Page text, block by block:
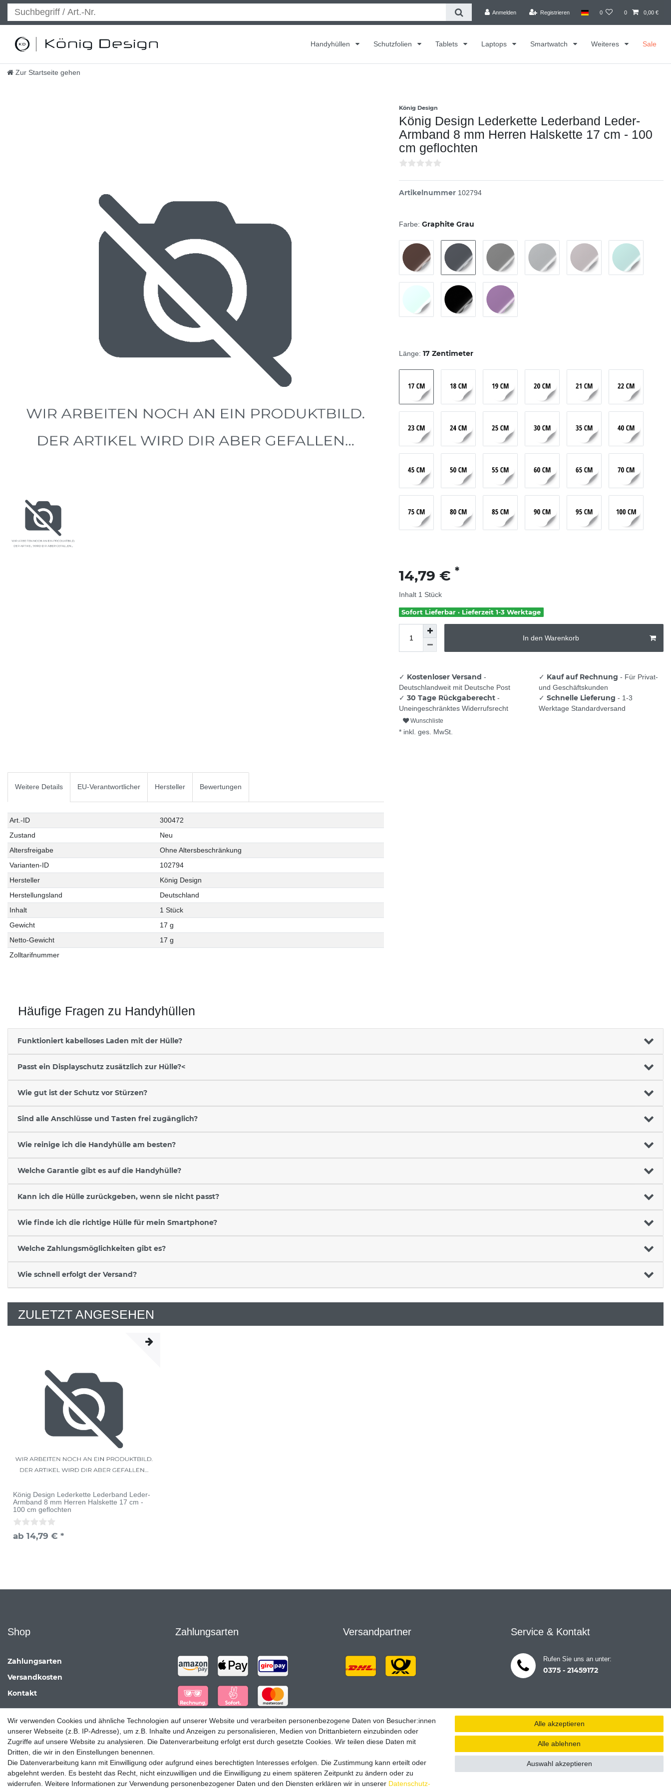
Anmelden Registrieren 0 0 0,00 €
Handyhüllen Schutzfolien Tablets Laptops Smartwatch Weiteres Sale
Zur Startseite gehen
König Design
König Design Lederkette Lederband Leder-
Armband 8 mm Herren Halskette 17 cm - 100
cm geflochten
Artikelnummer 102794
Farbe: Graphite Grau
Länge: 17 Zentimeter
14,79 € *
Inhalt 1 Stück
Sofort Lieferbar · Lieferzeit 1-3 Werktage
In den Warenkorb
✓ Kostenloser Versand -
Deutschlandweit mit Deutsche Post
✓ 30 Tage Rückgaberecht -
Uneingeschränktes Widerrufsrecht
✓ Kauf auf Rechnung - Für Privat-
und Geschäftskunden
✓ Schnelle Lieferung - 1-3
Werktage Standardversand
Wunschliste
* inkl. ges. MwSt.
Weitere Details EU-Verantwortlicher Hersteller Bewertungen
Technisches
Merkmal
Wert
Art.-ID
300472
Zustand
Neu
Altersfreigabe
Ohne Altersbeschränkung
Varianten-ID
102794
Hersteller
König Design
Herstellungsland
Deutschland
Inhalt
1 Stück
Gewicht
17 g
Netto-Gewicht
17 g
Zolltarifnummer
Häufige Fragen zu Handyhüllen
Funktioniert kabelloses Laden mit der Hülle?
Passt ein Displayschutz zusätzlich zur Hülle?<
Wie gut ist der Schutz vor Stürzen?
Sind alle Anschlüsse und Tasten frei zugänglich?
Wie reinige ich die Handyhülle am besten?
Welche Garantie gibt es auf die Handyhülle?
Kann ich die Hülle zurückgeben, wenn sie nicht passt?
Wie finde ich die richtige Hülle für mein Smartphone?
Welche Zahlungsmöglichkeiten gibt es?
Wie schnell erfolgt der Versand?
ZULETZT ANGESEHEN
König Design Lederkette Lederband Leder-
Armband 8 mm Herren Halskette 17 cm -
100 cm geflochten
ab 14,79 € *
Shop
Zahlungsarten
Versandkosten
Kontakt
Zahlungsarten Versandpartner Service & Kontakt
Rufen Sie uns an unter:
0375 - 21459172
Wir verwenden Cookies und ähnliche Technologien auf unserer Website und verarbeiten personenbezogene Daten von Besucher:innen
unserer Webseite (z.B. IP-Adresse), um z.B. Inhalte und Anzeigen zu personalisieren, Medien von Drittanbietern einzubinden oder
Zugriffe auf unsere Website zu analysieren. Die Datenverarbeitung erfolgt erst durch gesetzte Cookies. Wir teilen diese Daten mit
Dritten, die wir in den Einstellungen benennen.
Die Datenverarbeitung kann mit Einwilligung oder aufgrund eines berechtigten Interesses erfolgen. Die Zustimmung kann erteilt oder
abgelehnt werden. Es besteht das Recht, nicht einzuwilligen und die Einwilligung zu einem späteren Zeitpunkt zu ändern oder zu
widerrufen. Weitere Informationen zur Verwendung personenbezogener Daten und den Diensten erklären wir in unserer Daten­schutz­
Alle akzeptieren
Alle ablehnen
Auswahl akzeptieren